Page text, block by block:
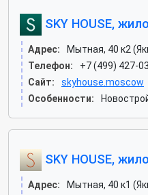
SKY HOUSE,
Адрес:
Мытная, 40 к2
Телефон:
+7 (499) 427-
Сайт:
skyhouse.moscow
Особенности:
SKY HOUSE,
Адрес:
Мытная, 40 к1